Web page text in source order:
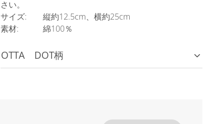
さい。
サイズ: 縦約12.5cm、横約25cm
素材: 綿100％
OTTA DOT柄